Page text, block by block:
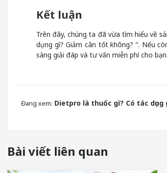
Kết luận
Trên đây, chúng ta đã vừa tìm hiểu về
dụng gì? Giảm cân tốt không? ”. Nếu
sàng giải đáp và tư vấn miễn phí cho bạn.
Đang xem: Dietpro là thuốc gì? Có tác
Bài viết liên quan